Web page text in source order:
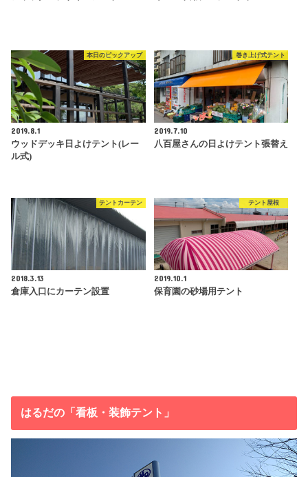
本日のピックアップ
2019.8.1
ウッドデッキ日よけテント(レー
ル式)
巻き上げ式テント
2019.7.10
八百屋さんの日よけテント張替え
テントカーテン
2018.3.13
倉庫入口にカーテン設置
テント屋根
2019.10.1
保育園の砂場用テント
はるだの「看板・装飾テント」